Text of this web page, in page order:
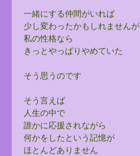
一緒にする仲間がいれば
少し変わったかもしれませんが
私の性格なら
きっとやっぱりやめていた
そう思うのです
そう言えば
人生の中で
誰かに応援されながら
何かをしたという記憶が
ほとんどありません